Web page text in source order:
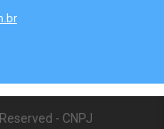
- CNPJ